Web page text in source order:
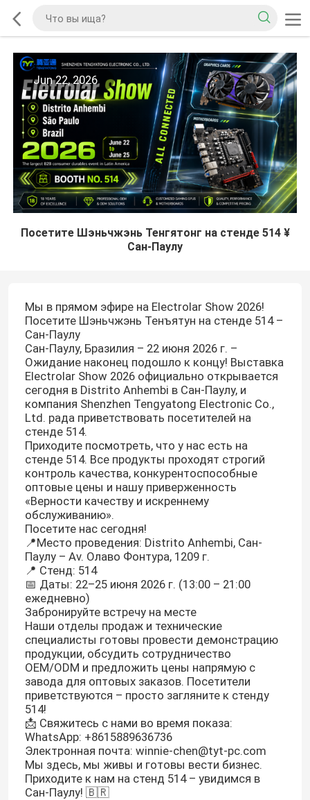
Jun 22, 2026
Посетите Шэньчжэнь Тенгятонг на стенде 514 ¥
Сан-Паулу
Мы в прямом эфире на Electrolar Show 2026!
Посетите Шэньчжэнь Тенъятун на стенде 514 –
Сан-Паулу
Сан-Паулу, Бразилия – 22 июня 2026 г. –
Ожидание наконец подошло к концу! Выставка
Electrolar Show 2026 официально открывается
сегодня в Distrito Anhembi в Сан-Паулу, и
компания Shenzhen Tengyatong Electronic Co.,
Ltd. рада приветствовать посетителей на
стенде 514.
Приходите посмотреть, что у нас есть на
стенде 514. Все продукты проходят строгий
контроль качества, конкурентоспособные
оптовые цены и нашу приверженность
«Верности качеству и искреннему
обслуживанию».
Посетите нас сегодня!
📍Место проведения: Distrito Anhembi, Сан-
Паулу – Av. Олаво Фонтура, 1209 г.
📍 Стенд: 514
📅 Даты: 22–25 июня 2026 г. (13:00 – 21:00
ежедневно)
Забронируйте встречу на месте
Наши отделы продаж и технические
специалисты готовы провести демонстрацию
продукции, обсудить сотрудничество
OEM/ODM и предложить цены напрямую с
завода для оптовых заказов. Посетители
приветствуются – просто загляните к стенду
514!
📩 Свяжитесь с нами во время показа:
WhatsApp: +8615889636736
Электронная почта: winnie-chen@tyt-pc.com
Мы здесь, мы живы и готовы вести бизнес.
Приходите к нам на стенд 514 – увидимся в
Сан-Паулу! 🇧🇷